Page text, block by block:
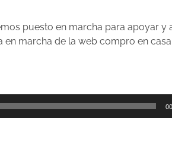
puesto en marcha para apoyar y
marcha de la web compro en